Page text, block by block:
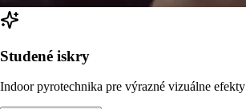
Studené iskry
Indoor pyrotechnika pre výrazné vizuálne efekty